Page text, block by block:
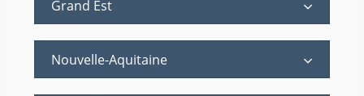
Grand Est
Nouvelle-Aquitaine